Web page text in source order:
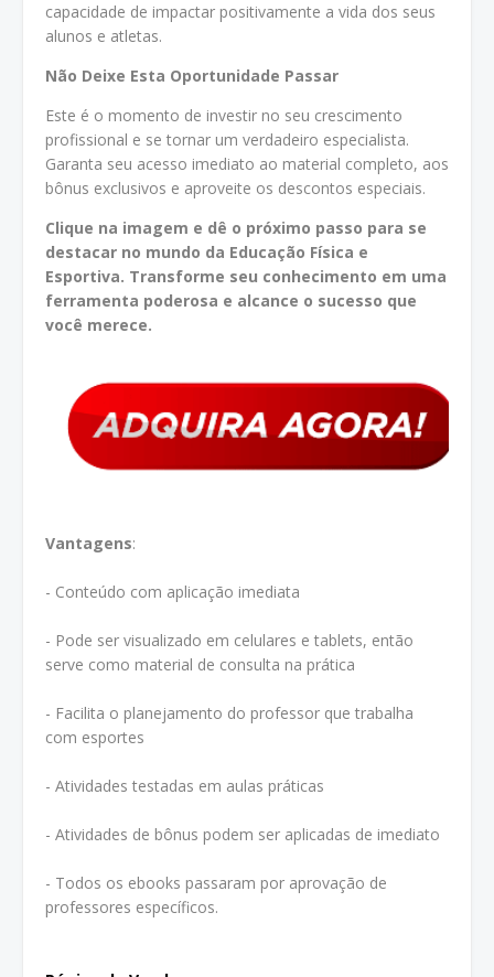
capacidade de impactar positivamente a vida dos seus
alunos e atletas.
Não Deixe Esta Oportunidade Passar
Este é o momento de investir no seu crescimento
profissional e se tornar um verdadeiro especialista.
Garanta seu acesso imediato ao material completo, aos
bônus exclusivos e aproveite os descontos especiais.
Clique na imagem e dê o próximo passo para se
destacar no mundo da Educação Física e
Esportiva. Transforme seu conhecimento em uma
ferramenta poderosa e alcance o sucesso que
você merece.
Vantagens:
- Conteúdo com aplicação imediata
- Pode ser visualizado em celulares e tablets, então
serve como material de consulta na prática
- Facilita o planejamento do professor que trabalha
com esportes
- Atividades testadas em aulas práticas
- Atividades de bônus podem ser aplicadas de imediato
- Todos os ebooks passaram por aprovação de
professores específicos.